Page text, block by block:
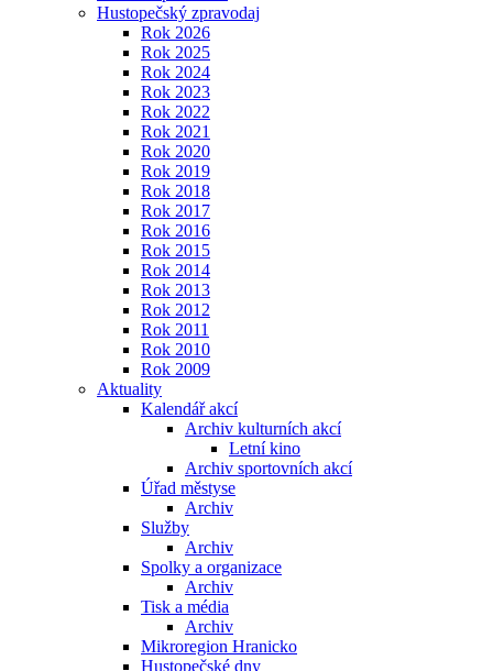
Hustopečský zpravodaj
Rok 2026
Rok 2025
Rok 2024
Rok 2023
Rok 2022
Rok 2021
Rok 2020
Rok 2019
Rok 2018
Rok 2017
Rok 2016
Rok 2015
Rok 2014
Rok 2013
Rok 2012
Rok 2011
Rok 2010
Rok 2009
Aktuality
Kalendář akcí
Archiv kulturních akcí
Letní kino
Archiv sportovních akcí
Úřad městyse
Archiv
Služby
Archiv
Spolky a organizace
Archiv
Tisk a média
Archiv
Mikroregion Hranicko
Hustopečské dny